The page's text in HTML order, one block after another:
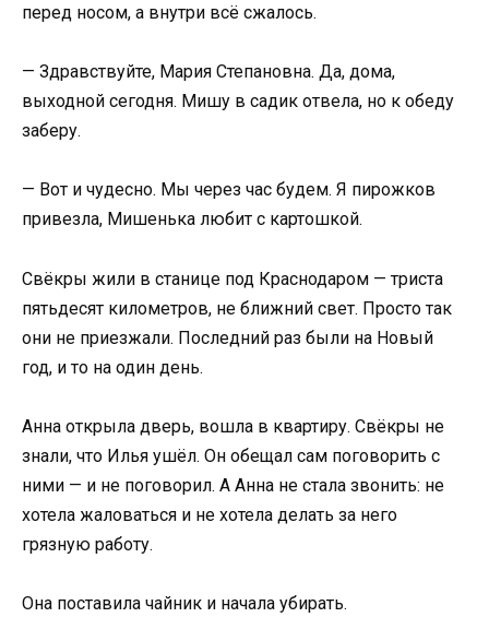
перед носом, а внутри всё сжалось.
— Здравствуйте, Мария Степановна. Да, дома,
выходной сегодня. Мишу в садик отвела, но к обеду
заберу.
— Вот и чудесно. Мы через час будем. Я пирожков
привезла, Мишенька любит с картошкой.
Свёкры жили в станице под Краснодаром — триста
пятьдесят километров, не ближний свет. Просто так
они не приезжали. Последний раз были на Новый
год, и то на один день.
Анна открыла дверь, вошла в квартиру. Свёкры не
знали, что Илья ушёл. Он обещал сам поговорить с
ними — и не поговорил. А Анна не стала звонить: не
хотела жаловаться и не хотела делать за него
грязную работу.
Она поставила чайник и начала убирать.